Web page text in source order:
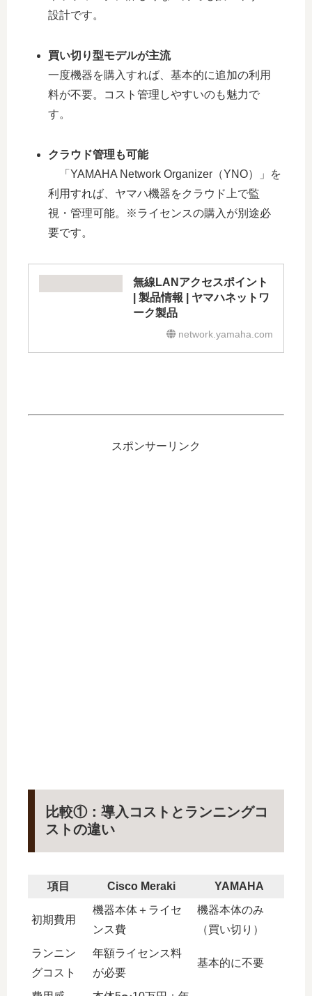
設計です。
買い切り型モデルが主流
一度機器を購入すれば、基本的に追加の利用
料が不要。コスト管理しやすいのも魅力で
す。
クラウド管理も可能
「YAMAHA Network Organizer（YNO）」を
利用すれば、ヤマハ機器をクラウド上で監
視・管理可能。※ライセンスの購入が別途必
要です。
無線LANアクセスポイント
| 製品情報 | ヤマハネットワ
ーク製品
network.yamaha.com
スポンサーリンク
比較①：導入コストとランニングコ
ストの違い
項目 Cisco Meraki YAMAHA
初期費用
機器本体＋ライセ
ンス費
機器本体のみ
（買い切り）
ランニン
グコスト
年額ライセンス料
が必要
基本的に不要